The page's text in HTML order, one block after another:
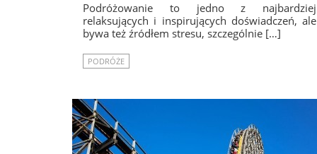
Podróżowanie to jedno z najbardziej
relaksujących i inspirujących doświadczeń, ale
bywa też źródłem stresu, szczególnie […]
PODRÓŻE